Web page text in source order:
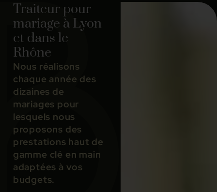
Traiteur pour
mariage à Lyon
et dans le
Rhône
Nous réalisons
chaque année des
dizaines de
mariages pour
lesquels nous
proposons des
prestations haut de
gamme clé en main
adaptées à vos
budgets.